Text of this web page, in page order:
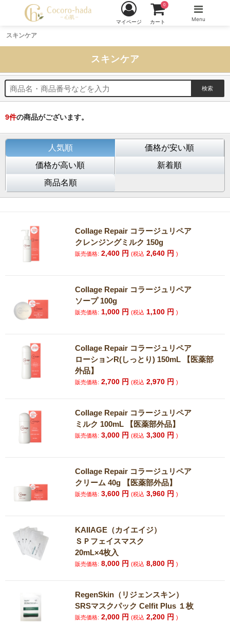
スキンケア
マイページ カート
0
Menu
スキンケア
9件の商品がございます。
人気順
価格が安い順
価格が高い順
新着順
商品名順
Collage Repair コラージュリペア
クレンジングミルク 150g
販売価格: 2,400 円(税込 2,640 円)
Collage Repair コラージュリペア
ソープ 100g
販売価格: 1,000 円(税込 1,100 円)
Collage Repair コラージュリペア
ローションR(しっとり) 150mL 【医薬部
外品】
販売価格: 2,700 円(税込 2,970 円)
Collage Repair コラージュリペア
ミルク 100mL 【医薬部外品】
販売価格: 3,000 円(税込 3,300 円)
Collage Repair コラージュリペア
クリーム 40g 【医薬部外品】
販売価格: 3,600 円(税込 3,960 円)
KAIIAGE（カイエイジ）
ＳＰフェイスマスク
20mL×4枚入
販売価格: 8,000 円(税込 8,800 円)
RegenSkin（リジェンスキン）
SRSマスクパック Celfit Plus １枚
販売価格: 2,000 円(税込 2,200 円)